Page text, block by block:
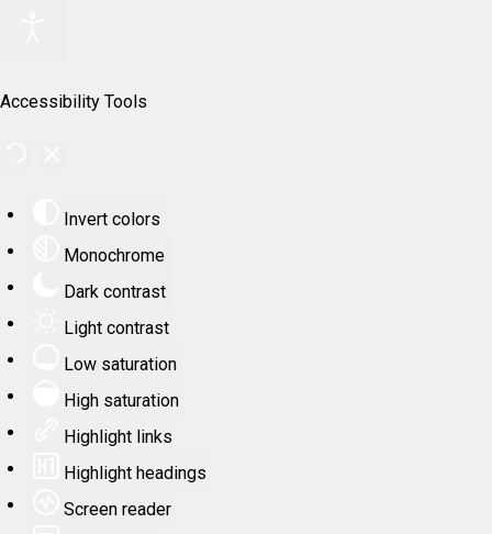
Accessibility Tools
Invert colors
Monochrome
Dark contrast
Light contrast
Low saturation
High saturation
Highlight links
Highlight headings
Screen reader